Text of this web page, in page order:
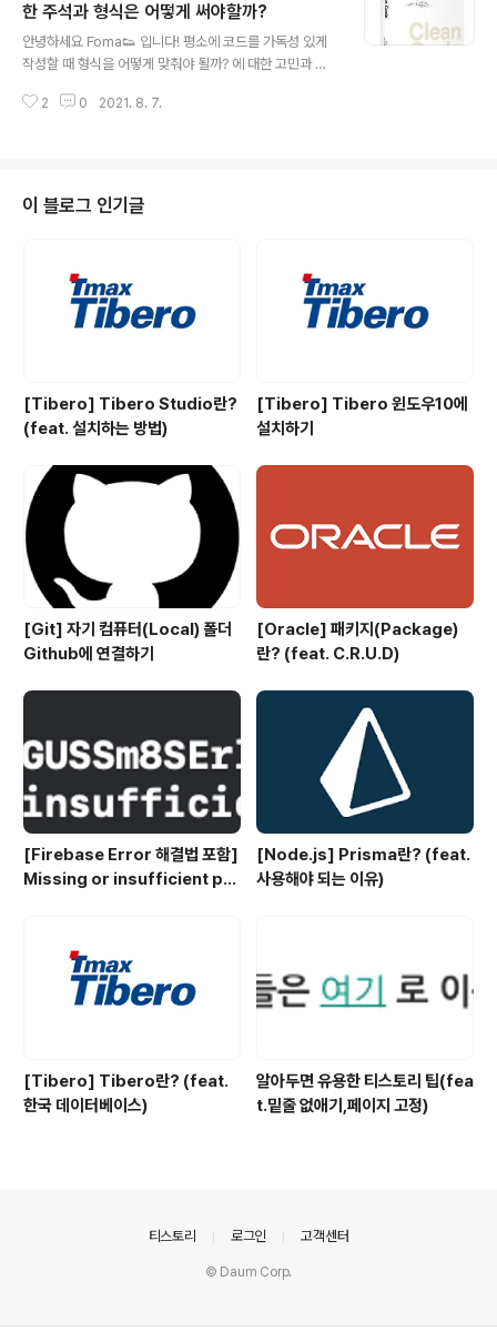
하려고 합니다! 바로 시작할게요~ 의존성을 갖는다는 것은
무엇일까? 🤔 만약 배터리가 일체형인 자동차 장난감 🚗
이 있다고 가정할게요. 이 자동차 장난감은 배터리가 다 닳
게 되면 더 이상 사용할 수 없습니다. 이 경우 자동차 장난
감은 배터리에 의존하고 있는 것입니다. 코드로 설명을 하
한 주석과 형식은 어떻게 써야할까?
안녕하세요 Foma👟 입니다! 평소에 코드를 가독성 있게
작성할 때 형식을 어떻게 맞춰야 될까? 에 대한 고민과 또
게 설명해야 할까? 에 대한 고민을 했었는데요. 클린 코드
하겠습니다.) 바로 시작할게요~ 주석 이 책의 저자인 밥 아
저씨는 주석에 대해서 이렇게 말합니다. 주석은 기껏해야
렇게 주석을 무시하는 이유는 무엇일까요? 바로 주석은 오
래되면 오래될수록 그릇될 가..
2 0 2021. 8. 7.
이 블로그 인기글
[Tibero] Tibero Studio란?
(feat. 설치하는 방법)
[Tibero] Tibero 윈도우10에
설치하기
[Git] 자기 컴퓨터(Local) 폴더
Github에 연결하기
[Oracle] 패키지(Package)
란? (feat. C.R.U.D)
[Firebase Error 해결법 포함]
Missing or insufficient per
[Node.js] Prisma란? (feat.
사용해야 되는 이유)
[Tibero] Tibero란? (feat.
한국 데이터베이스)
알아두면 유용한 티스토리 팁(fea
t.밑줄 없애기,페이지 고정)
티스토리 로그인 고객센터
© Daum Corp.